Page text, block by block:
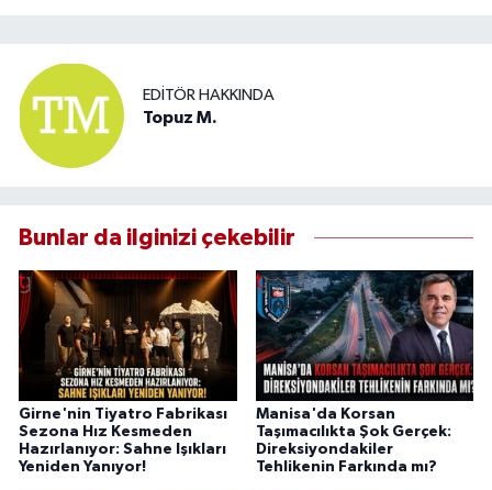
EDITÖR HAKKINDA
Topuz M.
Bunlar da ilginizi çekebilir
Girne'nin Tiyatro Fabrikası
Sezona Hız Kesmeden
Hazırlanıyor: Sahne Işıkları
Yeniden Yanıyor!
Manisa'da Korsan
Taşımacılıkta Şok Gerçek:
Direksiyondakiler
Tehlikenin Farkında mı?